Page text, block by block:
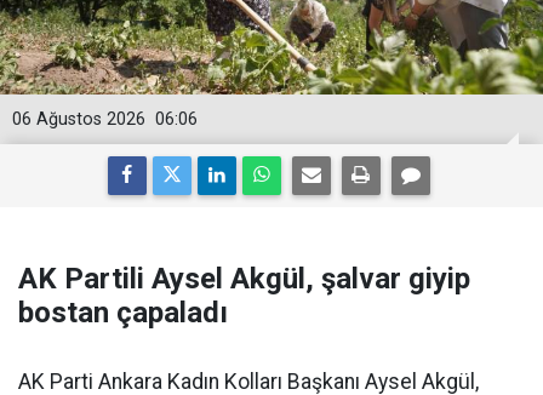
06:06
06 Ağustos 2026
AK Partili Aysel Akgül, şalvar giyip
bostan çapaladı
AK Parti Ankara Kadın Kolları Başkanı Aysel Akgül,